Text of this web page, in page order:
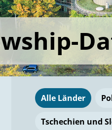
Alle Länder
Tschechien und